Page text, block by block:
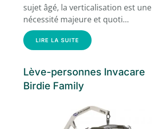
sujet âgé, la verticalisation est une
nécessité majeure et quoti…
LIRE LA SUITE
Lève-personnes Invacare
Birdie Family